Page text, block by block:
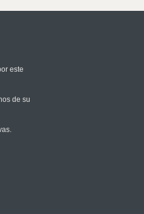
este
de su